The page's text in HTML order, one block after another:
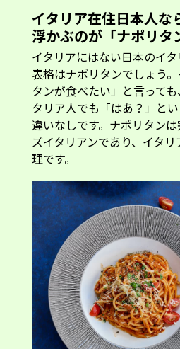
イタリア在住日本人な
浮かぶのが「ナポリタ
イタリアにはない日本のイ
表格はナポリタンでしょう
タンが食べたい」と言って
タリア人でも「はあ？」と
違いなしです。ナポリタン
ズイタリアンであり、イタ
理です。